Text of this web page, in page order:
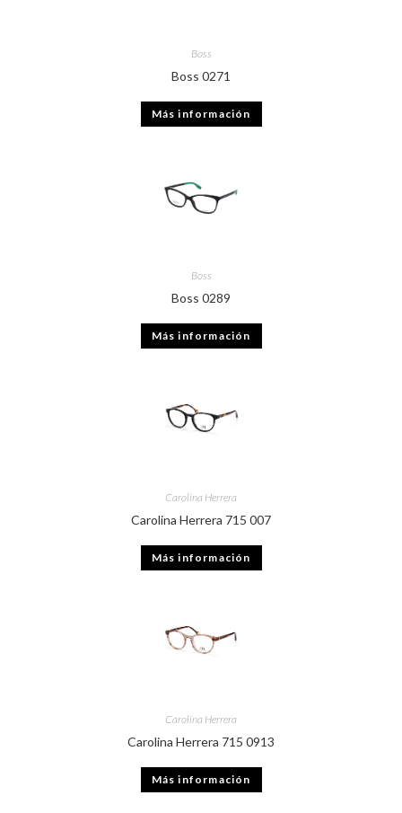
Boss
Boss 0271
Más información
Boss
Boss 0289
Más información
Carolina Herrera
Carolina Herrera 715 007
Más información
Carolina Herrera
Carolina Herrera 715 0913
Más información